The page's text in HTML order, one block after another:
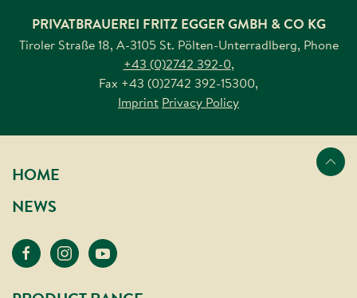
PRIVATBRAUEREI FRITZ EGGER GMBH & CO KG
Tiroler Straße 18, A-3105 St. Pölten-Unterradlberg, Phone
+43 (0)2742 392-0,
Fax +43 (0)2742 392-15300,
Imprint Privacy Policy
Nach
HOME
NEWS